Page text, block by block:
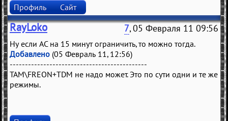
Профиль Сайт
RayLoko 7, 05 Февраля 11 09:56
Ну если АС на 15 минут ограничить, то можно тогда.
Добавлено (05 Февраль 11, 12:56)
---------------------------------------------
TAM\FREON+TDM не надо может. Это по сути одни и те же
режимы.